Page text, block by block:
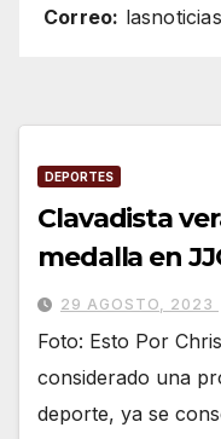
Correo:
DEPORTES
Clavadista
medalla en
29 AGOSTO, 2023
Foto: Esto Por
considerado una
deporte, ya se